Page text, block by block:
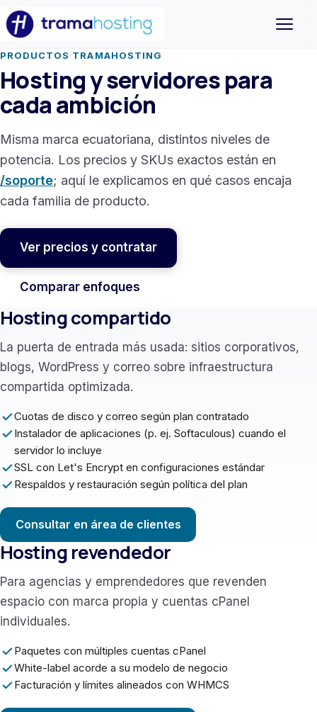
Abrir
PRODUCTOS TRAMAHOSTING
Hosting y servidores para
cada ambición
Misma marca ecuatoriana, distintos niveles de
potencia. Los precios y SKUs exactos están en
/soporte; aquí le explicamos en qué casos encaja
cada familia de producto.
Ver precios y contratar
Comparar enfoques
Hosting compartido
La puerta de entrada más usada: sitios corporativos,
blogs, WordPress y correo sobre infraestructura
compartida optimizada.
Cuotas de disco y correo según plan contratado
Instalador de aplicaciones (p. ej. Softaculous) cuando el
servidor lo incluye
SSL con Let's Encrypt en configuraciones estándar
Respaldos y restauración según política del plan
Consultar en área de clientes
Hosting revendedor
Para agencias y emprendedores que revenden
espacio con marca propia y cuentas cPanel
individuales.
Paquetes con múltiples cuentas cPanel
White-label acorde a su modelo de negocio
Facturación y límites alineados con WHMCS